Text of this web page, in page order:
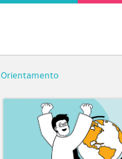
Orientamento